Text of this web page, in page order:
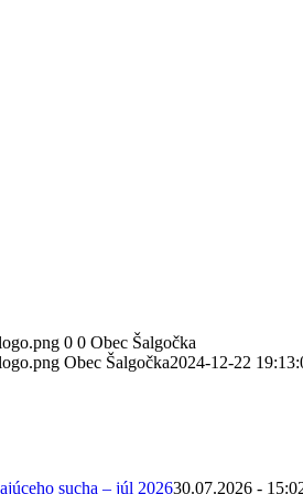
0 0 Obec Šalgočka
Obec Šalgočka2024-12-22
sucha – júl 202630.07.2026 -